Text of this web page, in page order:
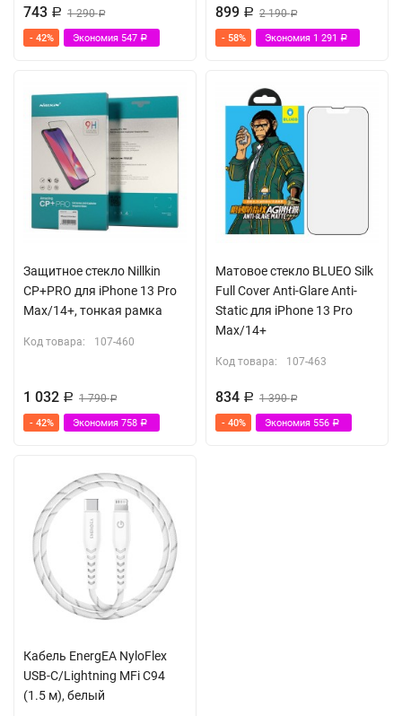
743 Р 1 290Р
- 42% Экономия 547 Р
899 Р 2 190Р
- 58% Экономия 1 291 Р
Защитное стекло Nillkin
CP+PRO для iPhone 13 Pro
Max/14+, тонкая рамка
Код товара: 107-460
1 032 Р 1 790Р
- 42% Экономия 758 Р
Матовое стекло BLUEO Silk
Full Cover Anti-Glare Anti-
Static для iPhone 13 Pro
Max/14+
Код товара: 107-463
834 Р 1 390Р
- 40% Экономия 556 Р
Кабель EnergEA NyloFlex
USB-С/Lightning MFi C94
(1.5 м), белый